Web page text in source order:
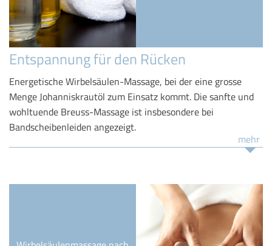
Entspannung für den Rücken
Energetische Wirbelsäulen-Massage, bei der eine grosse
Menge Johanniskrautöl zum Einsatz kommt. Die sanfte und
wohltuende Breuss-Massage ist insbesondere bei
Bandscheibenleiden angezeigt.
mehr